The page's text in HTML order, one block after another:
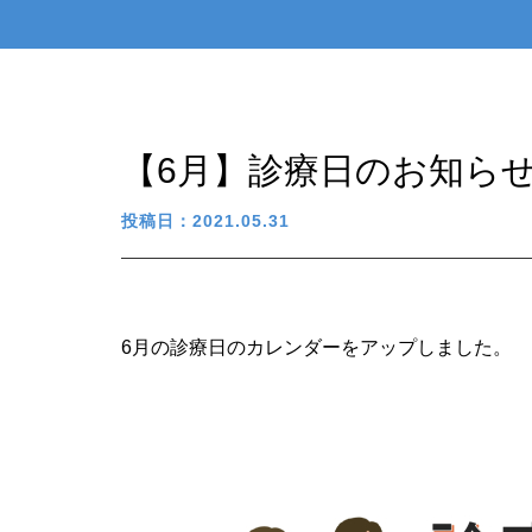
【6月】診療日のお知ら
投稿日：2021.05.31
6月の診療日のカレンダーをアップしました。